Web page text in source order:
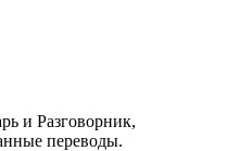
и Разговорник,
переводы.